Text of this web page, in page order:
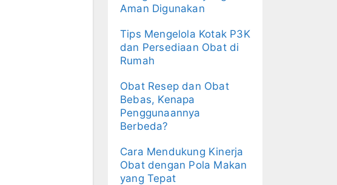
Aman Digunakan
Tips Mengelola Kotak P3K
dan Persediaan Obat di
Rumah
Obat Resep dan Obat
Bebas, Kenapa
Penggunaannya
Berbeda?
Cara Mendukung Kinerja
Obat dengan Pola Makan
yang Tepat